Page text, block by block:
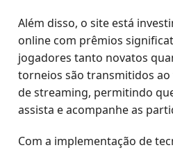
Além disso, o site está
online com prêmios
jogadores tanto novatos
torneios são transmitidos
de streaming, permitindo
assista e acompanhe as
Com a implementação de